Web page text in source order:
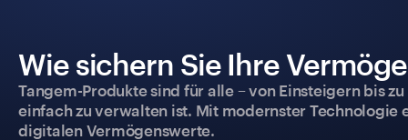
Wie sichern Sie Ihre
Tangem-Produkte sind für alle – von Einsteigern bis
einfach zu verwalten ist. Mit modernster
digitalen Vermögenswerte.